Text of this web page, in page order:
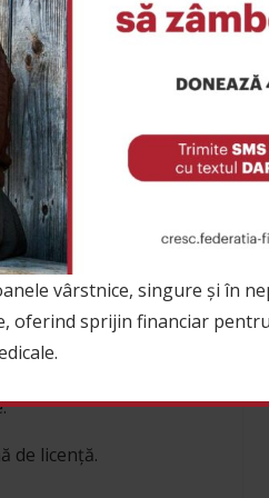
invită să participați, în
continuă, în
str. Iazului nr. 7 (în
autorizat ANC şi se va
nivel național şi este
socială sau vor să
de licență.
vârstnice, singure și în
oferind sprijin financiar